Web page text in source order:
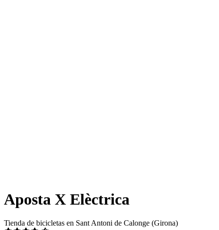
Aposta X Elèctrica
Tienda de bicicletas en Sant Antoni de Calonge (Girona)